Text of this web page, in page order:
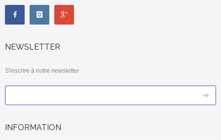
NEWSLETTER
S'inscrire à notre newsletter
INFORMATION